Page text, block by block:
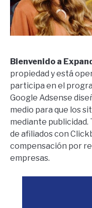
Bienvenido a
propiedad y está
participa en el
Google Adsense
medio para que los
mediante
de afiliados con
compensación por
empresas.